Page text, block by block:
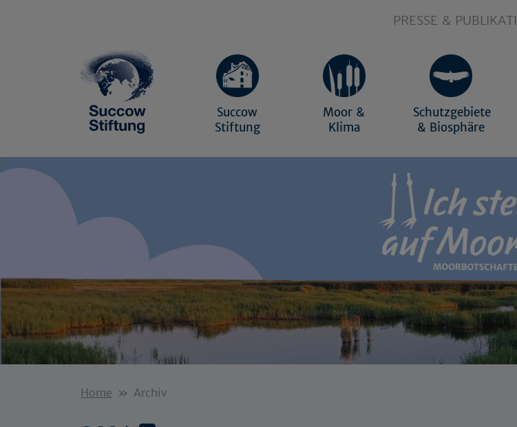
PRESSE &
Succow
Stiftung
Moor &
Klima
Schutzgebiete
& Biosphäre
Home Archiv